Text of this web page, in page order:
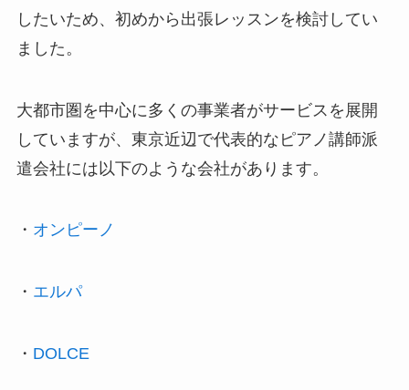
したいため、初めから出張レッスンを検討してい
ました。
大都市圏を中心に多くの事業者がサービスを展開
していますが、東京近辺で代表的なピアノ講師派
遣会社には以下のような会社があります。
・ オンピーノ
・ エルパ
・ DOLCE